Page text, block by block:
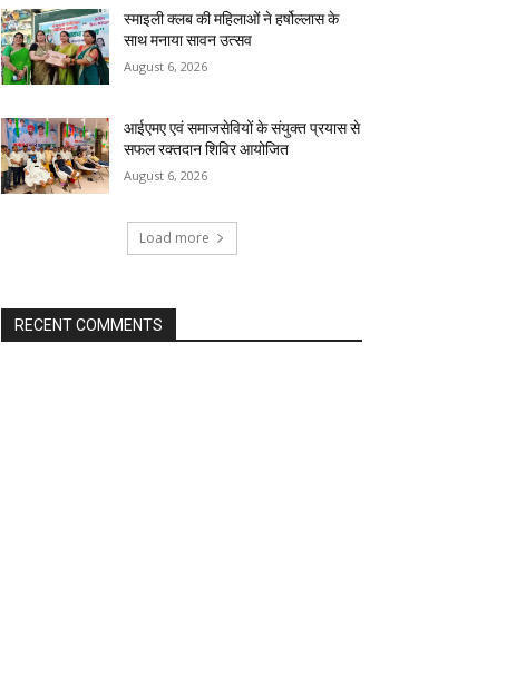
स्माइली क्लब की महिलाओं ने हर्षोल्लास के
साथ मनाया सावन उत्सव
August 6, 2026
आईएमए एवं समाजसेवियों के संयुक्त प्रयास से
सफल रक्तदान शिविर आयोजित
August 6, 2026
Load more
RECENT COMMENTS